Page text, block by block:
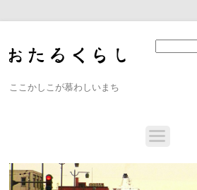
ここかしこが慕わしいまち